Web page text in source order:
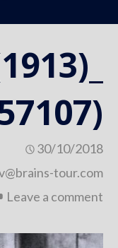
30/10/2018
tour.com
Leave a comment